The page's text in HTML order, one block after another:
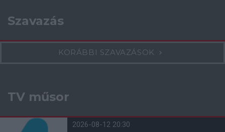
Szavazás
KORÁBBI SZAVAZÁSOK
TV műsor
2026-08-12 20:30